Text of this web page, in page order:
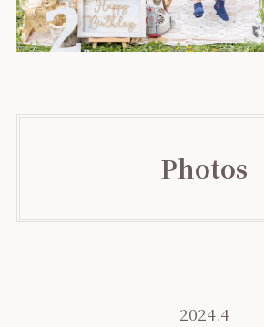
Photos
2024.4